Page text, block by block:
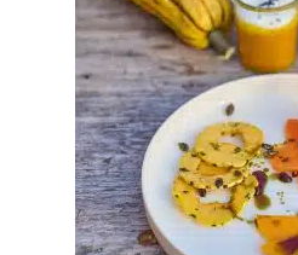
Holzbackofens inklusive Aperitif,
inkl.
Kostenfreier
Nach Zahlungseingang
Ticket